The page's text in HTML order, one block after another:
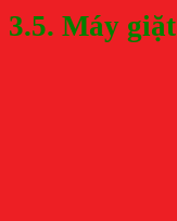
3.5. Máy